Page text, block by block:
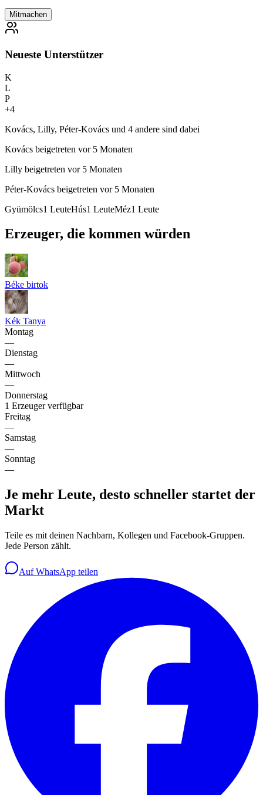
Mitmachen
Neueste Unterstützer
K
L
P
+4
Kovács, Lilly, Péter-Kovács und 4 andere sind dabei
Kovács beigetreten vor 5 Monaten
Lilly beigetreten vor 5 Monaten
Péter-Kovács beigetreten vor 5 Monaten
Gyümölcs1 LeuteHús1 LeuteMéz1 Leute
Erzeuger, die kommen würden
Béke birtok
Kék Tanya
Montag
—
Dienstag
—
Mittwoch
—
Donnerstag
1 Erzeuger verfügbar
Freitag
—
Samstag
—
Sonntag
—
Je mehr Leute, desto schneller startet der
Markt
Teile es mit deinen Nachbarn, Kollegen und Facebook-Gruppen.
Jede Person zählt.
Auf WhatsApp teilen